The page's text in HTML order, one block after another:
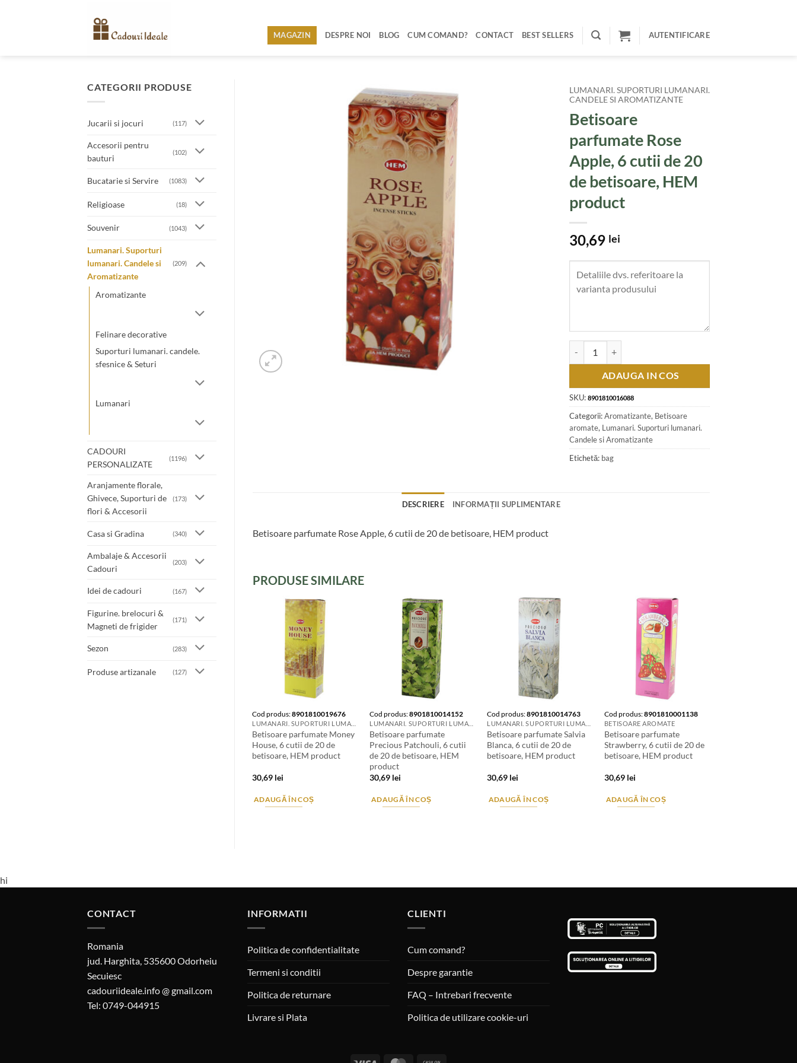
MAGAZIN DESPRE NOI BLOG CUM COMAND? CONTACT BEST SELLERS AUTENTIFICARE
CATEGORII PRODUSE
Jucarii si jocuri (117)
Accesorii pentru
bauturi
(102)
Bucatarie si Servire (1083)
Religioase (18)
Souvenir (1043)
Lumanari. Suporturi
lumanari. Candele si
Aromatizante
(209)
Aromatizante
Felinare decorative
Suporturi lumanari. candele.
sfesnice & Seturi
Lumanari
CADOURI
PERSONALIZATE
(1196)
Aranjamente florale,
Ghivece, Suporturi de
flori & Accesorii
(173)
Casa si Gradina (340)
Ambalaje & Accesorii
Cadouri
(203)
Idei de cadouri (167)
Figurine. brelocuri &
Magneti de frigider
(171)
Sezon (283)
Produse artizanale (127)
LUMANARI. SUPORTURI LUMANARI.
CANDELE SI AROMATIZANTE
Betisoare
parfumate Rose
Apple, 6 cutii de 20
de betisoare, HEM
product
30,69 lei
ADAUGA IN COS
SKU: 8901810016088
Categorii:Aromatizante, Betisoare
aromate, Lumanari. Suporturi lumanari.
Candele si Aromatizante
Etichetă: bag
DESCRIERE INFORMAȚII SUPLIMENTARE
Betisoare parfumate Rose Apple, 6 cutii de 20 de betisoare, HEM product
PRODUSE SIMILARE
Cod produs:8901810019676
Betisoare parfumate Money
House, 6 cutii de 20 de
betisoare, HEM product
30,69 lei
ADAUGĂ ÎN COȘ
Cod produs:8901810014152
Betisoare parfumate
Precious Patchouli, 6 cutii
de 20 de betisoare, HEM
product
30,69 lei
ADAUGĂ ÎN COȘ
Cod produs:8901810014763
Betisoare parfumate Salvia
Blanca, 6 cutii de 20 de
betisoare, HEM product
30,69 lei
ADAUGĂ ÎN COȘ
Cod produs:8901810001138
BETISOARE AROMATE
Betisoare parfumate
Strawberry, 6 cutii de 20 de
betisoare, HEM product
30,69 lei
ADAUGĂ ÎN COȘ
hi
CONTACT
Romania
jud. Harghita, 535600 Odorheiu
Secuiesc
cadouriideale.info @ gmail.com
Tel: 0749-044915
INFORMATII
Politica de confidentialitate
Termeni si conditii
Politica de returnare
Livrare si Plata
CLIENTI
Cum comand?
Despre garantie
FAQ – Intrebari frecvente
Politica de utilizare cookie-uri